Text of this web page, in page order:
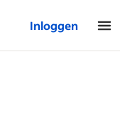
Inloggen